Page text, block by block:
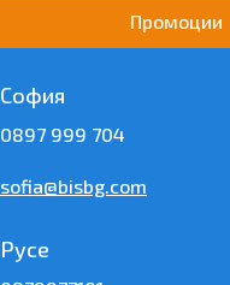
Промоции
София
0897 999 704
sofia@bisbg.com
Русе